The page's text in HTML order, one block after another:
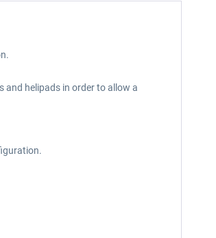
and helipads in order to allow a